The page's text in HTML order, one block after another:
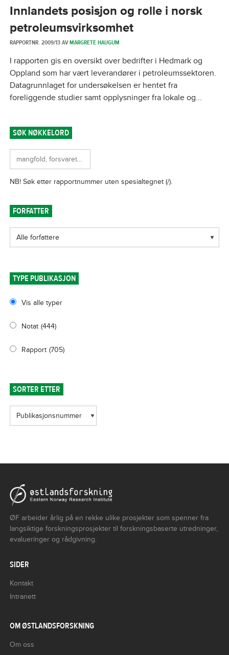
Innlandets posisjon og rolle i norsk
petroleumsvirksomhet
RAPPORTNR. 2009/13 AVMARGRETE HAUGUM
I rapporten gis en oversikt over bedrifter i Hedmark og
Oppland som har vært leverandører i petroleumssektoren.
Datagrunnlaget for undersøkelsen er hentet fra
foreliggende studier samt opplysninger fra lokale og...
SØK NØKKELORD
FORFATTER
TYPE PUBLIKASJON
Vis alle typer
Notat (444)
Rapport (705)
SORTER ETTER
ØF arbeider årlig på en rekke ulike prosjekter som spenner fra
langsiktige forskningsprosjekter til forskningsbaserte utredninger,
evalueringer og rådgivning.
SIDER
Kontakt
Intranett
OM ØSTLANDSFORSKNING
Om oss